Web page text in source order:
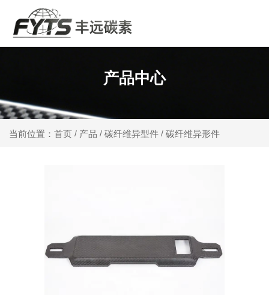
产品中心
当前位置：首页 / 产品 / 碳纤维异型件 / 碳纤维异形件